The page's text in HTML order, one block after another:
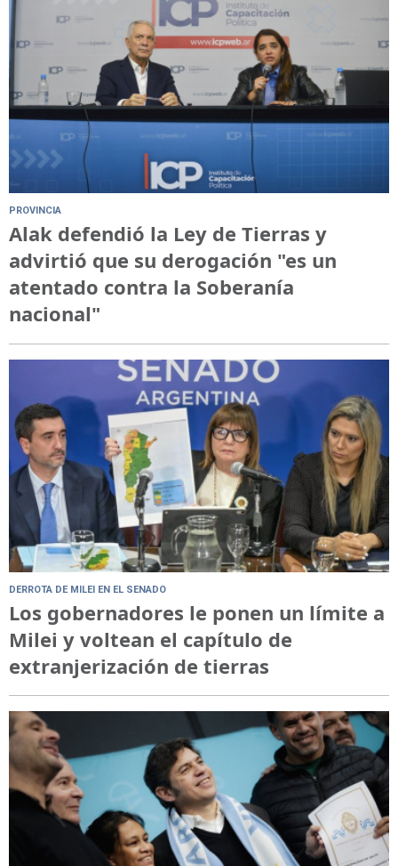
PROVINCIA
Alak defendió la Ley de Tierras y
advirtió que su derogación "es un
atentado contra la Soberanía
nacional"
DERROTA DE MILEI EN EL SENADO
Los gobernadores le ponen un límite a
Milei y voltean el capítulo de
extranjerización de tierras